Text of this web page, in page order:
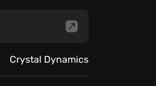
Crystal Dynamics